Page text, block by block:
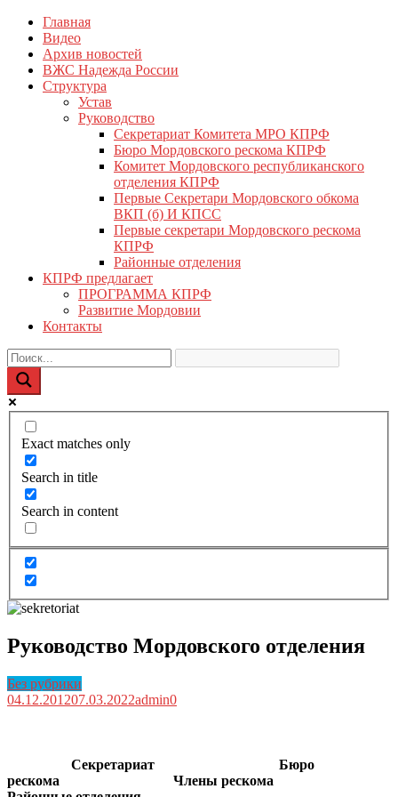
Перейти
содержимому
КПРФ Мордовия
Мордовское Региональное отделение КПРФ
Главная
Видео
Архив новостей
ВЖС Надежда России
Структура
Устав
Руководство
Секретариат Комитета МРО КПРФ
Бюро Мордовского рескома КПРФ
Комитет Мордовского республиканского
отделения КПРФ
Первые Секретари Мордовского обкома
ВКП (б) И КПСС
Первые секретари Мордовского рескома
КПРФ
Районные отделения
КПРФ предлагает
ПРОГРАММА КПРФ
Развитие Мордовии
Контакты
Exact matches only
Search in title
Search in content
Руководство Мордовского отделения
Без рубрики
04.12.201207.03.2022admin0
Секретариат Бюро
рескома Члены рескома